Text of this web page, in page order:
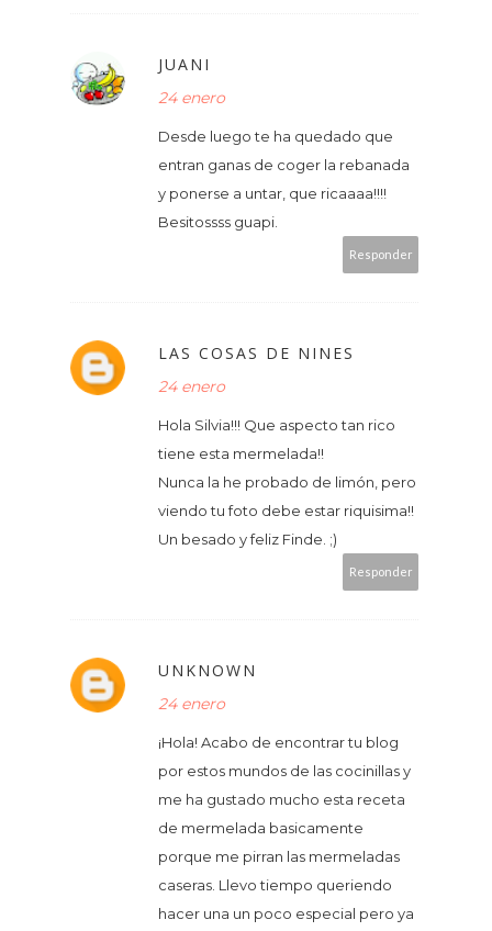
JUANI
24 enero
Desde luego te ha quedado que
entran ganas de coger la rebanada
y ponerse a untar, que ricaaaa!!!!
Besitossss guapi.
Responder
LAS COSAS DE NINES
24 enero
Hola Silvia!!! Que aspecto tan rico
tiene esta mermelada!!
Nunca la he probado de limón, pero
viendo tu foto debe estar riquisima!!
Un besado y feliz Finde. ;)
Responder
UNKNOWN
24 enero
¡Hola! Acabo de encontrar tu blog
por estos mundos de las cocinillas y
me ha gustado mucho esta receta
de mermelada basicamente
porque me pirran las mermeladas
caseras. Llevo tiempo queriendo
hacer una un poco especial pero ya